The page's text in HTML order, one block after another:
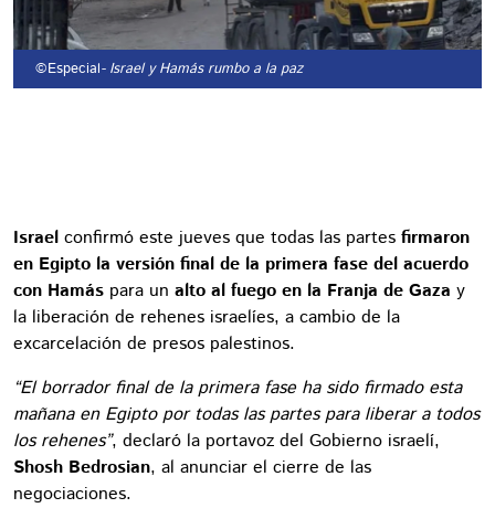
©Especial- Israel y Hamás rumbo a la paz
Israel confirmó este jueves que todas las partes firmaron
en Egipto la versión final de la primera fase del acuerdo
con Hamás para un alto al fuego en la Franja de Gaza y
la liberación de rehenes israelíes, a cambio de la
excarcelación de presos palestinos.
“El borrador final de la primera fase ha sido firmado esta
mañana en Egipto por todas las partes para liberar a todos
los rehenes”, declaró la portavoz del Gobierno israelí,
Shosh Bedrosian, al anunciar el cierre de las
negociaciones.